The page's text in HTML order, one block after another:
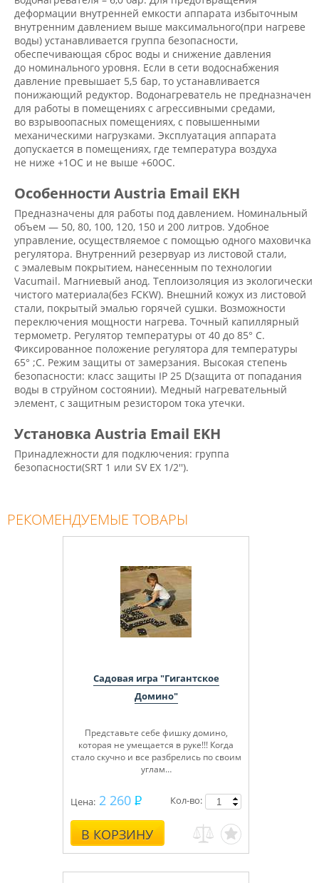
деформации внутренней емкости аппарата избыточным
внутренним давлением выше максимального(при нагреве
воды) устанавливается группа безопасности,
обеспечивающая сброс воды и снижение давления
до номинального уровня. Если в сети водоснабжения
давление превышает 5,5 бар, то устанавливается
понижающий редуктор. Водонагреватель не предназначен
для работы в помещениях с агрессивными средами,
во взрывоопасных помещениях, с повышенными
механическими нагрузками. Эксплуатация аппарата
допускается в помещениях, где температура воздуха
не ниже +1ОС и не выше +60ОС.
Особенности Austria Email EKH
Предназначены для работы под давлением. Номинальный
объем — 50, 80, 100, 120, 150 и 200 литров. Удобное
управление, осуществляемое с помощью одного маховичка
регулятора. Внутренний резервуар из листовой стали,
с эмалевым покрытием, нанесенным по технологии
Vacumail. Магниевый анод. Теплоизоляция из экологически
чистого материала(без FCKW). Внешний кожух из листовой
стали, покрытый эмалью горячей сушки. Возможности
переключения мощности нагрева. Точный капиллярный
термометр. Регулятор температуры от 40 до 85° С.
Фиксированное положение регулятора для температуры
65° ;С. Режим защиты от замерзания. Высокая степень
безопасности: класс защиты IP 25 D(защита от попадания
воды в струйном состоянии). Медный нагревательный
элемент, с защитным резистором тока утечки.
Установка Austria Email EKH
Принадлежности для подключения: группа
безопасности(SRT 1 или SV EX 1/2'').
РЕКОМЕНДУЕМЫЕ ТОВАРЫ
Садовая игра "Гигантское
Домино"
Представьте себе фишку домино,
которая не умещается в руке!!! Когда
стало скучно и все разбрелись по своим
углам…
Цена: 2 260
В КОРЗИНУ
Кол-во: